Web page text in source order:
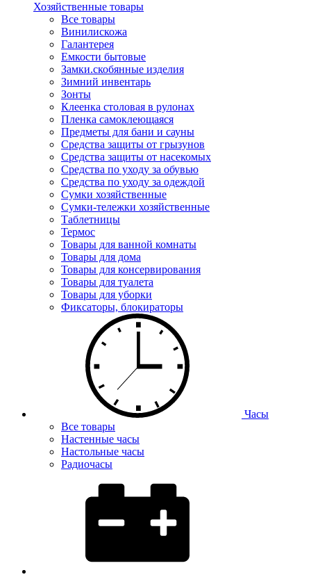
Хозяйственные товары
Все товары
Винилискожа
Галантерея
Емкости бытовые
Замки.скобянные изделия
Зимний инвентарь
Зонты
Клеенка столовая в рулонах
Пленка самоклеющаяся
Предметы для бани и сауны
Средства защиты от грызунов
Средства защиты от насекомых
Средства по уходу за обувью
Средства по уходу за одеждой
Сумки хозяйственные
Сумки-тележки хозяйственные
Таблетницы
Термос
Товары для ванной комнаты
Товары для дома
Товары для консервирования
Товары для туалета
Товары для уборки
Фиксаторы, блокираторы
Часы
Все товары
Настенные часы
Настольные часы
Радиочасы